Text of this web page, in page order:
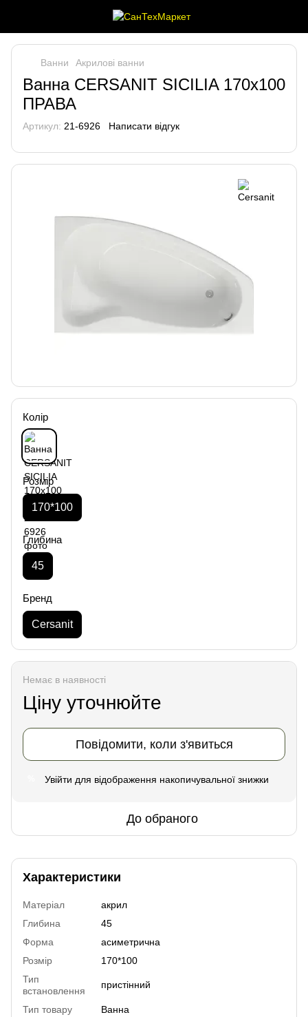
Ванни Акрилові ванни
Ванна CERSANIT SICILIA 170х100
ПРАВА
Артикул: 21-6926 Написати відгук
Колір
Розмір
170*100
Глибина
45
Бренд
Cersanit
Немає в наявності
Ціну уточнюйте
Повідомити, коли з'явиться
Увійти для відображення накопичувальної знижки
До обраного
Характеристики
Матеріал
акрил
Глибина
45
Форма
асиметрична
Розмір
170*100
Тип
встановлення
пристінний
Тип товару
Ванна